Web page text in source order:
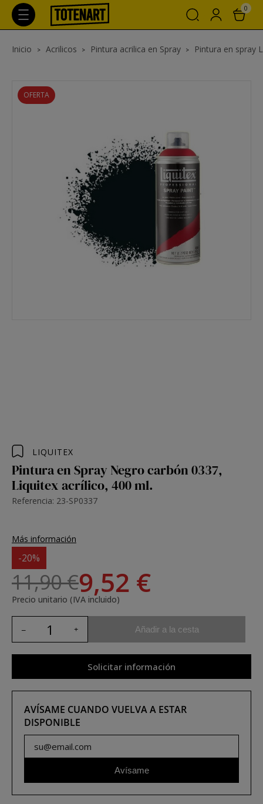
0
Inicio Acrilicos Pintura acrilica en Spray Pintura en spray
OFERTA
LIQUITEX
Pintura en Spray Negro carbón 0337,
Liquitex acrílico, 400 ml.
Referencia: 23-SP0337
Más información
-20%
11,90 €9,52 €
Precio unitario (IVA incluido)
Añadir a la cesta
Solicitar información
AVÍSAME CUANDO VUELVA A ESTAR
DISPONIBLE
Avísame